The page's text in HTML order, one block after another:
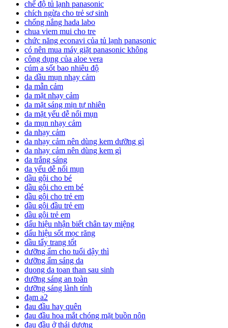
chế độ tủ lạnh panasonic
chích ngừa cho trẻ sơ sinh
chống nắng hada labo
chua viem mui cho tre
chức năng econavi của tủ lạnh panasonic
có nên mua máy giặt panasonic không
công dụng của aloe vera
cúm a sốt bao nhiêu độ
da dầu mụn nhạy cảm
da mẫn cảm
da mặt nhạy cảm
da mặt sáng mịn tự nhiên
da mặt yếu dễ nổi mụn
da mụn nhạy cảm
da nhạy cảm
da nhạy cảm nên dùng kem dưỡng gì
da nhạy cảm nên dùng kem gì
da trắng sáng
da yếu dễ nổi mụn
dầu gội cho bé
dầu gội cho em bé
dầu gội cho trẻ em
dầu gội đầu trẻ em
dầu gội trẻ em
dấu hiệu nhận biết chân tay miệng
dấu hiệu sốt mọc răng
dầu tẩy trang tốt
dưỡng ẩm cho tuổi dậy thì
dưỡng ẩm sáng da
duong da toan than sau sinh
dưỡng sáng an toàn
dưỡng sáng lành tính
đạm a2
đau đầu hay quên
đau đầu hoa mắt chóng mặt buồn nôn
đau đầu ở thái dương